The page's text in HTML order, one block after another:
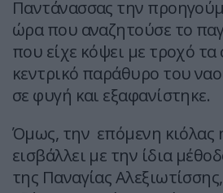
Παντάνασσας την
ώρα που αναζητούσε το
που είχε κόψει με τροχό
κεντρικό παράθυρο του
σε φυγή και εξαφανίστηκε.
Όμως, την επόμενη κιόλας
εισβάλλει με την ίδια
της Παναγίας